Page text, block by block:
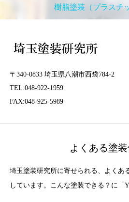
樹脂塗装（プラスチ
〒340-0833 埼玉県八潮市西袋784-2
TEL:048-922-1959
FAX:048-925-5989
よくある塗
埼玉塗装研究所に寄せられる、よくあ
しています。こんな塗装できる？に「